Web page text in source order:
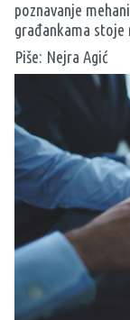
poznavanje
građankama stoje
Piše: Nejra Agić